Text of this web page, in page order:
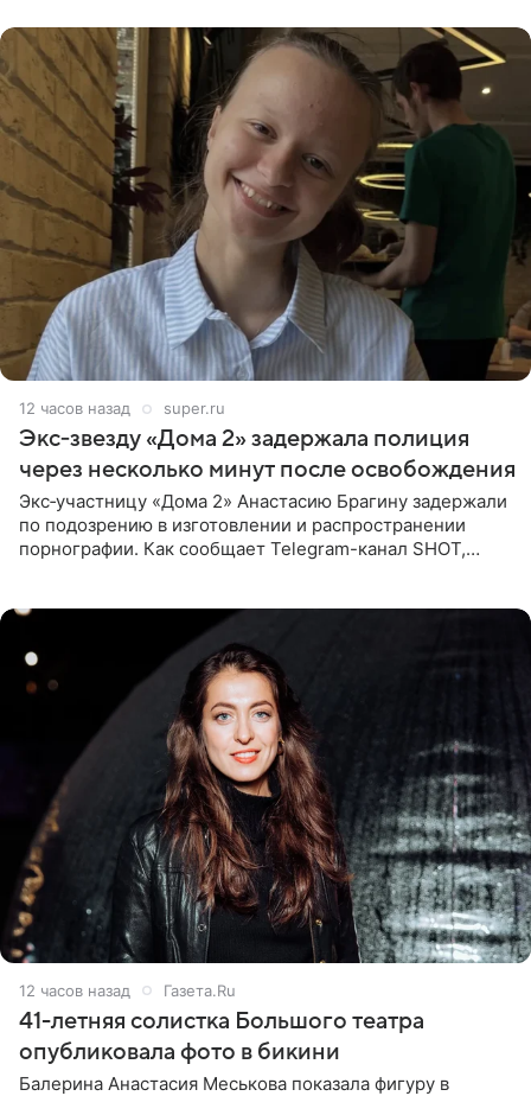
12 часов назад super.ru
Экс‑звезду «Дома 2» задержала полиция
через несколько минут после освобождения
Экс‑участницу «Дома 2» Анастасию Брагину задержали
по подозрению в изготовлении и распространении
порнографии. Как сообщает Telegram-канал SHOT,
12 часов назад Газета.Ru
41-летняя солистка Большого театра
опубликовала фото в бикини
Балерина Анастасия Меськова показала фигуру в